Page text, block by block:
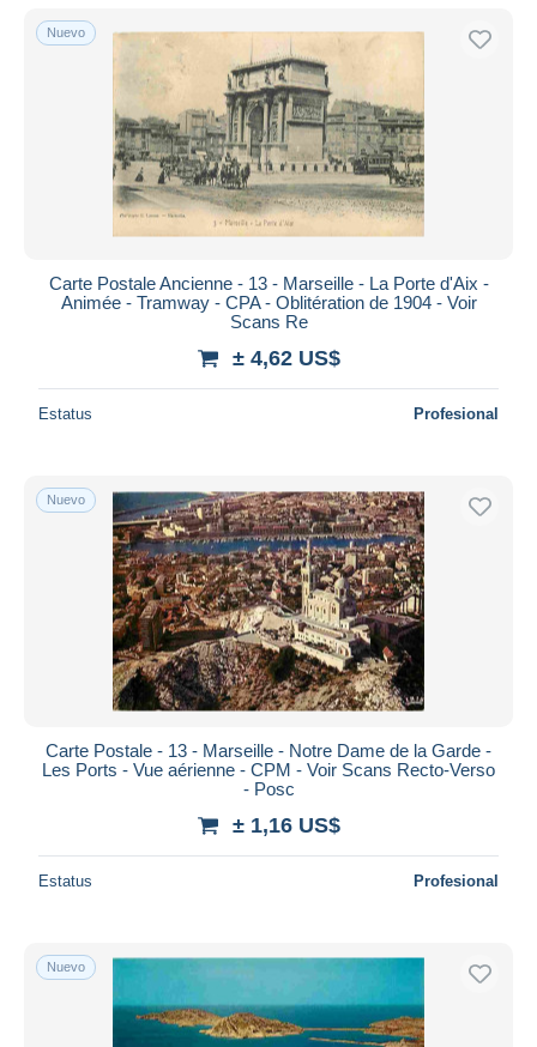
Nuevo
Carte Postale Ancienne - 13 - Marseille - La Porte d'Aix -
Animée - Tramway - CPA - Oblitération de 1904 - Voir
Scans Re
± 4,62 US$
Estatus Profesional
Nuevo
Carte Postale - 13 - Marseille - Notre Dame de la Garde -
Les Ports - Vue aérienne - CPM - Voir Scans Recto-Verso
- Posc
± 1,16 US$
Estatus Profesional
Nuevo